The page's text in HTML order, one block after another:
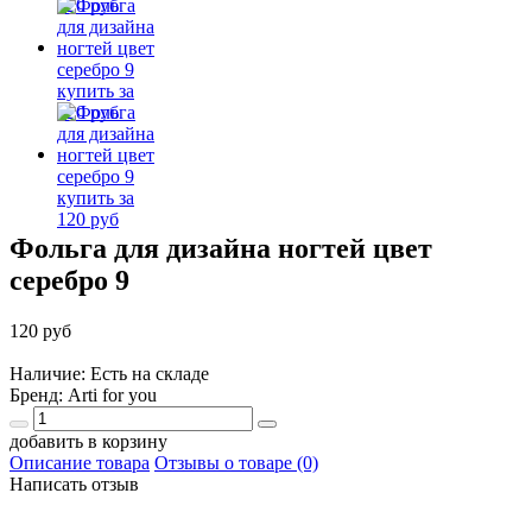
Фольга для дизайна ногтей цвет
серебро 9
120 руб
Наличие: Есть на складе
Бренд: Arti for you
добавить в корзину
Описание товара Отзывы о товаре (0)
Написать отзыв